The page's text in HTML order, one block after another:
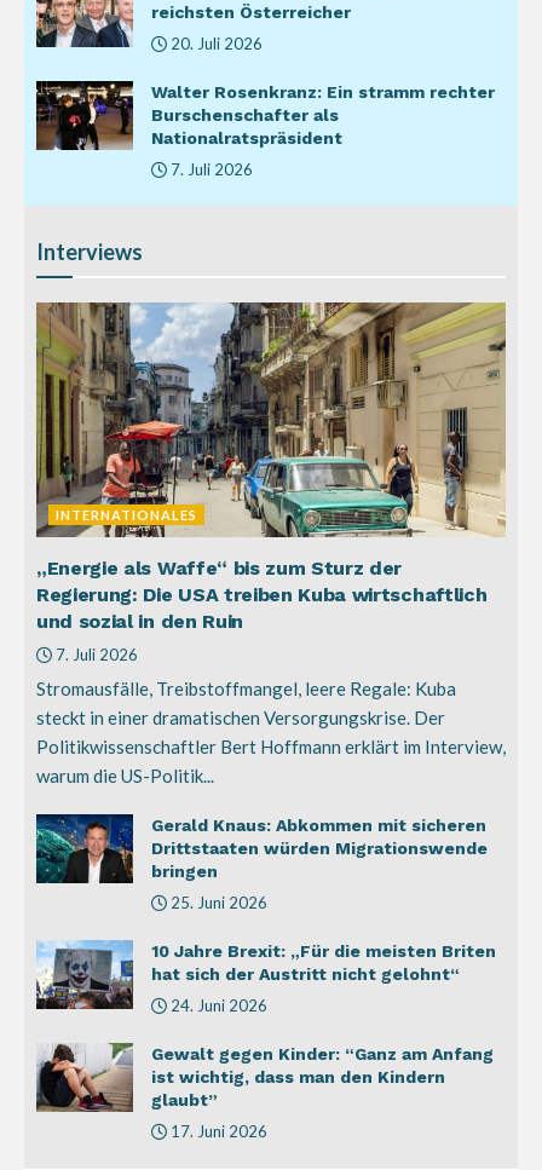
reichsten Österreicher
20. Juli 2026
Walter Rosenkranz: Ein stramm rechter
Burschenschafter als
Nationalratspräsident
7. Juli 2026
Interviews
INTERNATIONALES
„Energie als Waffe“ bis zum Sturz der
Regierung: Die USA treiben Kuba wirtschaftlich
und sozial in den Ruin
7. Juli 2026
Stromausfälle, Treibstoffmangel, leere Regale: Kuba
steckt in einer dramatischen Versorgungskrise. Der
Politikwissenschaftler Bert Hoffmann erklärt im Interview,
warum die US-Politik...
Gerald Knaus: Abkommen mit sicheren
Drittstaaten würden Migrationswende
bringen
25. Juni 2026
10 Jahre Brexit: „Für die meisten Briten
hat sich der Austritt nicht gelohnt“
24. Juni 2026
Gewalt gegen Kinder: “Ganz am Anfang
ist wichtig, dass man den Kindern
glaubt”
17. Juni 2026